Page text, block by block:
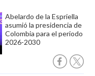
Abelardo de la Espriella
asumió la presidencia de
Colombia para el periodo
2026-2030